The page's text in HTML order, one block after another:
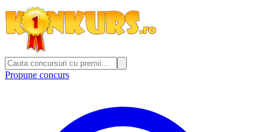
Propune concurs